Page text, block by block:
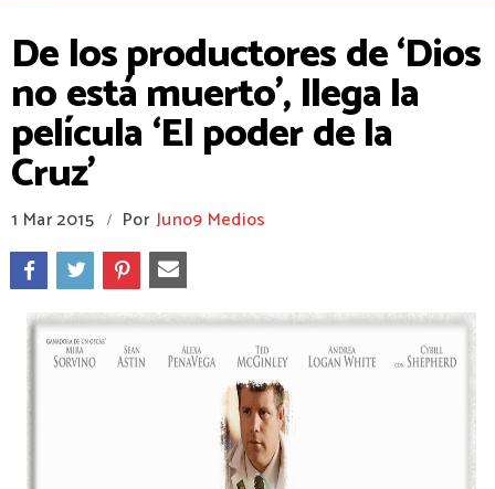
De los productores de ‘Dios
no está muerto’, llega la
película ‘El poder de la
Cruz’
1 Mar 2015 / Por Juno9 Medios